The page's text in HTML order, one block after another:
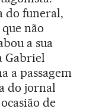
do funeral,
não
a sua
Gabriel
a passagem
do jornal
de